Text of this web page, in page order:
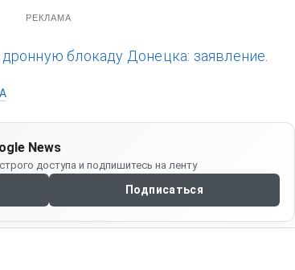
РЕКЛАМА
дронную блокаду Донецка: заявление.
News
доступа и подпишитесь на ленту
Подписаться